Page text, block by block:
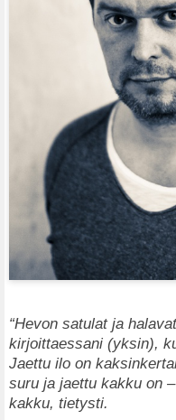
“Hevon satulat ja
kirjoittaessani (yksin),
Jaettu ilo on
suru ja jaettu kakku on
kakku, tietysti.